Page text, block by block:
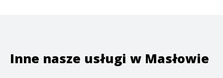
Inne nasze usługi w Masłowie